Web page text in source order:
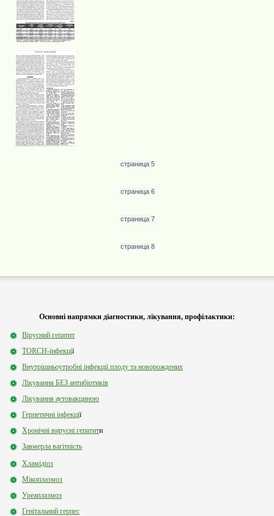
страница 5
страница 6
страница 7
страница 8
Основні напрямки діагностики, лікування, профілактики:
Вірусний гепатит
TORCH-інфекції
Внутрішньоутробні інфекції плоду та новорождених
Лікування БЕЗ антибіотиків
Лікування аутовакциною
Герпетичні інфекції
Хронічні вирусні гепатити
Завмерла вагітність
Хламідіоз
Мікоплазмоз
Уреаплазмоз
Генітальний герпес